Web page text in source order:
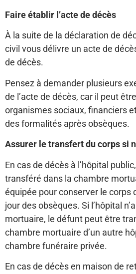
Faire établir l’acte de décès
À la suite de la déclaration de
civil vous délivre un acte de
de décès.
Pensez à demander plusieurs
de l’acte de décès, car il peut
organismes sociaux, financiers
des formalités après obsèques.
Assurer le transfert du corps si
En cas de décès à l’hôpital
transféré dans la chambre
équipée pour conserver le corps
jour des obsèques. Si l’hôpital
mortuaire, le défunt peut être
chambre mortuaire d’un autre
chambre funéraire privée.
En cas de décès en maison de